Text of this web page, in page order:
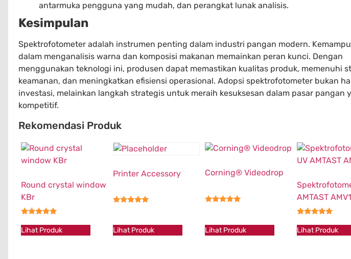
antarmuka pengguna yang mudah, dan perangkat lunak analisis.
Kesimpulan
Spektrofotometer adalah instrumen penting dalam industri pangan modern.
dalam menganalisis warna dan komposisi makanan memainkan peran kunci. Dengan
menggunakan teknologi ini, produsen dapat memastikan kualitas produk, memenuhi
keamanan, dan meningkatkan efisiensi operasional. Adopsi spektrofotometer bukan
investasi, melainkan langkah strategis untuk meraih kesuksesan dalam pasar pangan
kompetitif.
Rekomendasi Produk
Round crystal window
KBr
Lihat Produk
Printer Accessory
Lihat Produk
Corning® Videodrop
Lihat Produk
AMTAST
Lihat Produk